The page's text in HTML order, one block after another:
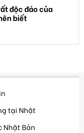
độc đáo của
biết
tại Nhật
Nhật Bản